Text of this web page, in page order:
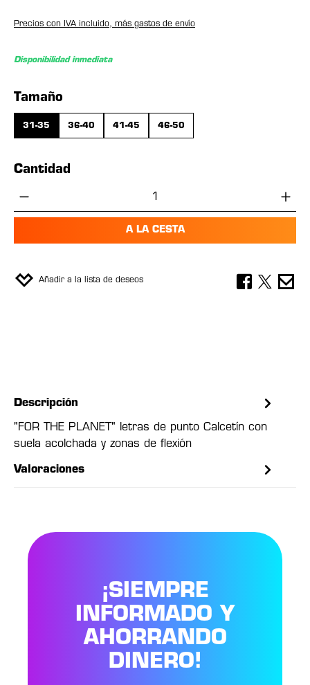
Precios con IVA incluido, más gastos de envío
Disponibilidad inmediata
Seleccione
Tamaño
31-35 36-40 41-45 46-50
Cantidad
Cantidad del producto: introduce la
A LA CESTA
Añadir a la lista de deseos
Descripción
"FOR THE PLANET" letras de punto Calcetín con
suela acolchada y zonas de flexión
Valoraciones
¡SIEMPRE
INFORMADO Y
AHORRANDO
DINERO!